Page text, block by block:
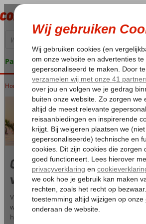
Pakketgarantie
Home Vakantie reizen
Goedkope (Ultra) All
vakanties – Volledig
Vakantie is puur genieten en nergens aan
wanneer je kiest voor een verblijf in een (Ultra)
het altijd feest! Ook in 2026 biedt Corendon